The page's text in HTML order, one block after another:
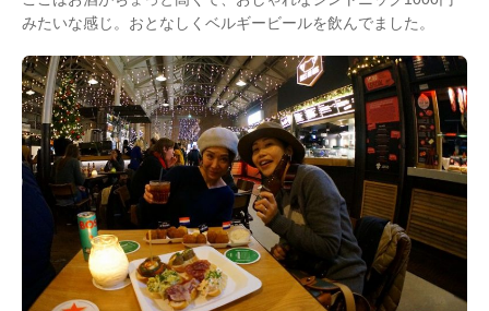
みたいな感じ。おとなしくベルギービールを飲んでました。